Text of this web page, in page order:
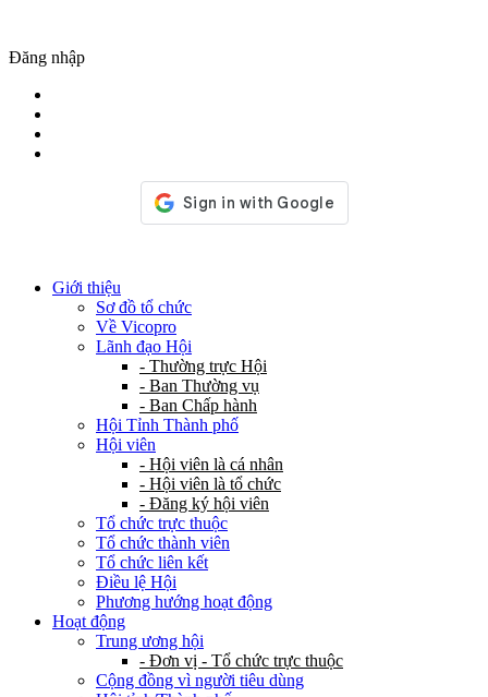
Đăng nhập
Giới thiệu
Sơ đồ tổ chức
Về Vicopro
Lãnh đạo Hội
- Thường trực Hội
- Ban Thường vụ
- Ban Chấp hành
Hội Tỉnh Thành phố
Hội viên
- Hội viên là cá nhân
- Hội viên là tổ chức
- Đăng ký hội viên
Tổ chức trực thuộc
Tổ chức thành viên
Tổ chức liên kết
Điều lệ Hội
Phương hướng hoạt động
Hoạt động
Trung ương hội
- Đơn vị - Tổ chức trực thuộc
Cộng đồng vì người tiêu dùng